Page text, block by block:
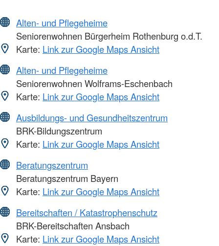
Alten- und Pflegeheime
Seniorenwohnen Bürgerheim Rothenburg o.d.T.
Karte: Link zur Google Maps Ansicht
Alten- und Pflegeheime
Seniorenwohnen Wolframs-Eschenbach
Karte: Link zur Google Maps Ansicht
Ausbildungs- und Gesundheitszentrum
BRK-Bildungszentrum
Karte: Link zur Google Maps Ansicht
Beratungszentrum
Beratungszentrum Bayern
Karte: Link zur Google Maps Ansicht
Bereitschaften / Katastrophenschutz
BRK-Bereitschaften Ansbach
Karte: Link zur Google Maps Ansicht